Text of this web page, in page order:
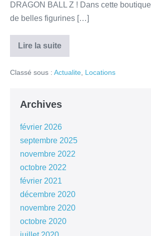
DRAGON BALL Z ! Dans cette
de belles figurines […]
Lire la suite
Classé sous : Actualite Locations
Archives
février 2026
septembre 2025
novembre 2022
octobre 2022
février 2021
décembre 2020
novembre 2020
octobre 2020